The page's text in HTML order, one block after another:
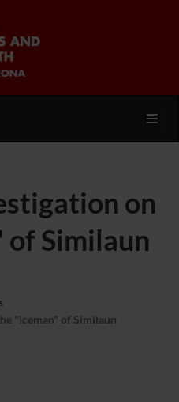
on
of Similaun
"Iceman" of Similaun